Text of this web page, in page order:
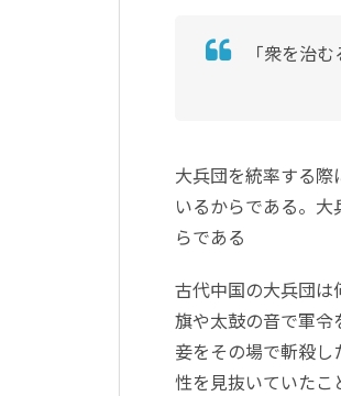
「衆を治
大兵団を統率する
いるからである。
らである
古代中国の大兵団
旗や太鼓の音で軍
妾をその場で斬殺
性を見抜いていたこ